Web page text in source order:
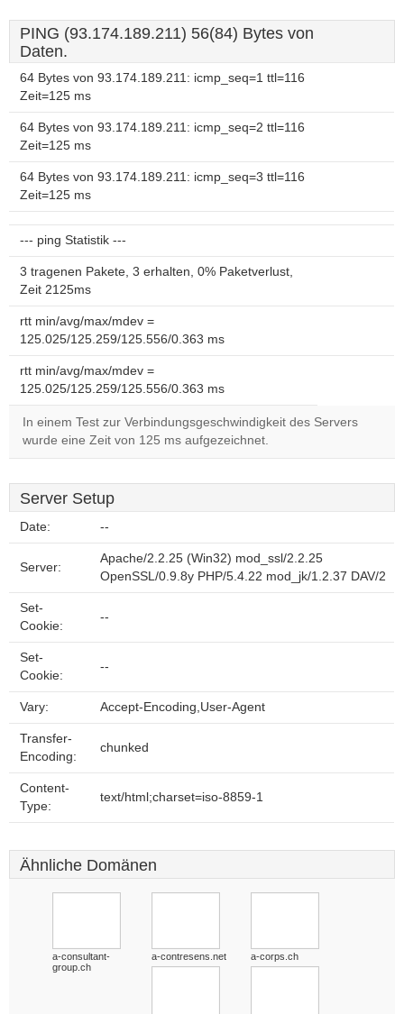
PING (93.174.189.211) 56(84) Bytes von
Daten.
64 Bytes von 93.174.189.211: icmp_seq=1 ttl=116
Zeit=125 ms
64 Bytes von 93.174.189.211: icmp_seq=2 ttl=116
Zeit=125 ms
64 Bytes von 93.174.189.211: icmp_seq=3 ttl=116
Zeit=125 ms
--- ping Statistik ---
3 tragenen Pakete, 3 erhalten, 0% Paketverlust,
Zeit 2125ms
rtt min/avg/max/mdev =
125.025/125.259/125.556/0.363 ms
rtt min/avg/max/mdev =
125.025/125.259/125.556/0.363 ms
In einem Test zur Verbindungsgeschwindigkeit des Servers
wurde eine Zeit von 125 ms aufgezeichnet.
Server Setup
Date: --
Server:
Apache/2.2.25 (Win32) mod_ssl/2.2.25
OpenSSL/0.9.8y PHP/5.4.22 mod_jk/1.2.37 DAV/2
Set-
Cookie:
--
Set-
Cookie:
--
Vary: Accept-Encoding,User-Agent
Transfer-
Encoding:
chunked
Content-
Type:
text/html;charset=iso-8859-1
Ähnliche Domänen
a-consultant-
group.ch
a-contresens.net a-corps.ch